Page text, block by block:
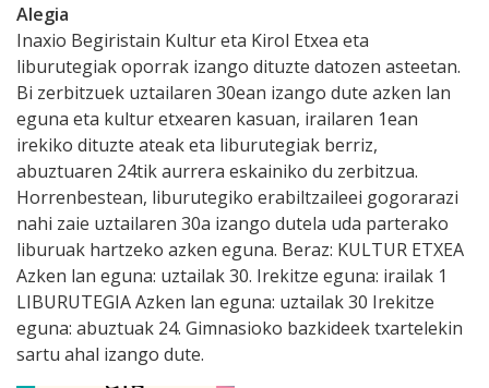
Alegia
Inaxio Begiristain Kultur eta Kirol Etxea eta
liburutegiak oporrak izango dituzte datozen asteetan.
Bi zerbitzuek uztailaren 30ean izango dute azken lan
eguna eta kultur etxearen kasuan, irailaren 1ean
irekiko dituzte ateak eta liburutegiak berriz,
abuztuaren 24tik aurrera eskainiko du zerbitzua.
Horrenbestean, liburutegiko erabiltzaileei gogorarazi
nahi zaie uztailaren 30a izango dutela uda parterako
liburuak hartzeko azken eguna. Beraz: KULTUR ETXEA
Azken lan eguna: uztailak 30. Irekitze eguna: irailak 1
LIBURUTEGIA Azken lan eguna: uztailak 30 Irekitze
eguna: abuztuak 24. Gimnasioko bazkideek txartelekin
sartu ahal izango dute.